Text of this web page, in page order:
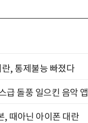
, 통제불능 빠졌다
급 돌풍 일으킨 음악 앱
때아닌 아이폰 대란